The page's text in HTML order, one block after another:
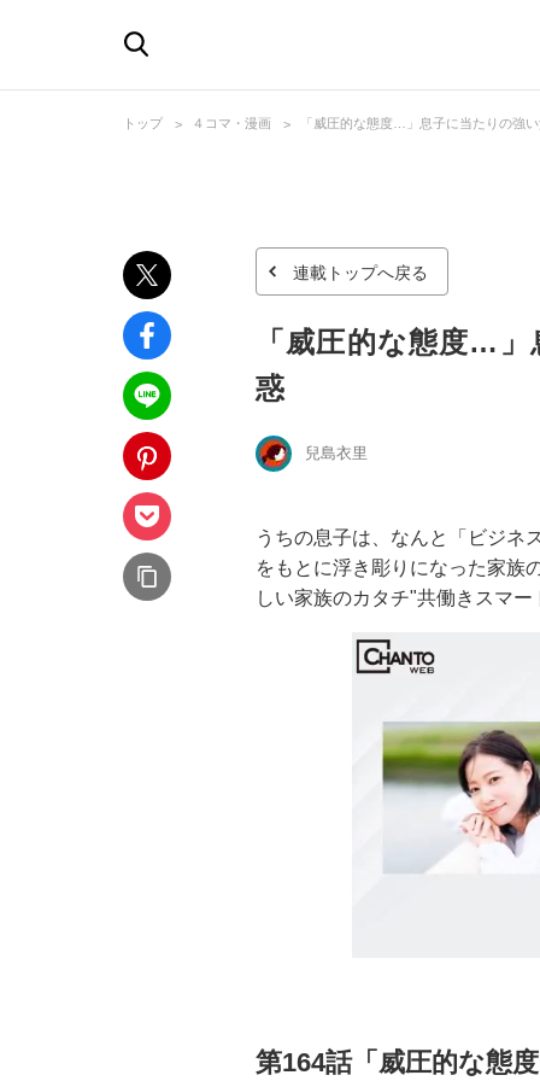
トップ ４コマ・漫画 「威圧的な態度…」息子に当たりの強
連載トップへ戻る
「威圧的な態度…
惑
兒島衣里
うちの息子は、なんと「ビジネ
をもとに浮き彫りになった家族
しい家族のカタチ"共働きスマ
第164話「威圧的な態